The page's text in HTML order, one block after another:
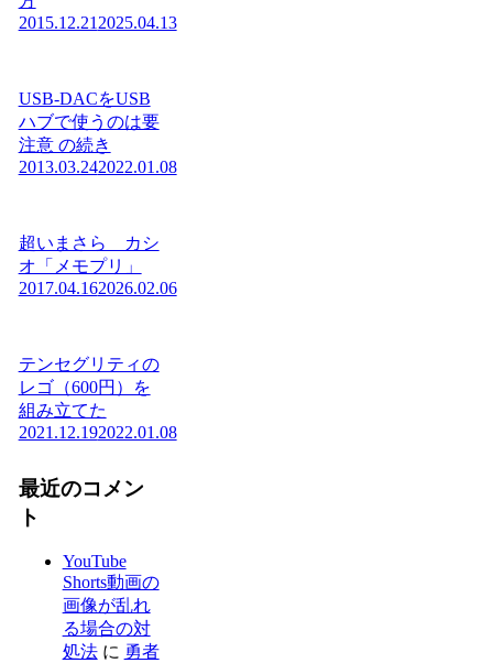
2015.12.21 2025.04.13
USB-DACをUSB
ハブで使うのは要
注意 の続き
2013.03.242022.01.08
超いまさら カシ
オ「メモプリ」
2017.04.162026.02.06
テンセグリティの
レゴ（600円）を
組み立てた
2021.12.192022.01.08
最近のコメン
ト
YouTube
Shorts動画の
画像が乱れ
る場合の対
処法に 勇者